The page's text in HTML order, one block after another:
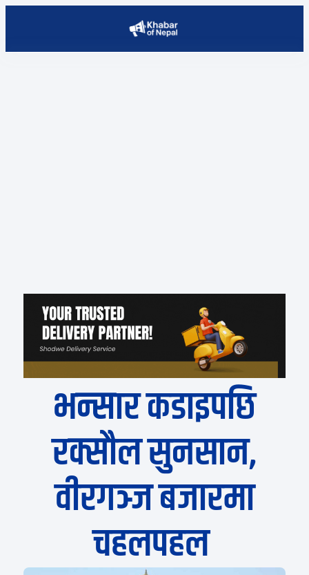
भन्सार कडाइपछि
रक्सौल सुनसान,
वीरगञ्ज बजारमा
चहलपहल